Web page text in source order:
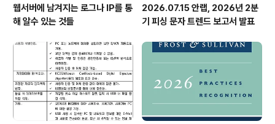
웹서버에 남겨지는 로그나 IP를 통
해 알수 있는 것들
2026.07.15 안랩, 2026년 2분
기 피싱 문자 트렌드 보고서 발표